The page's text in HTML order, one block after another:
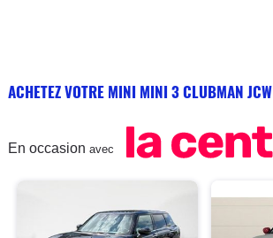
ACHETEZ VOTRE MINI MINI 3 CLUBMAN JCW
En occasion avec